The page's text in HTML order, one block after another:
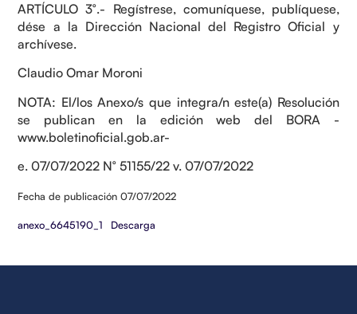
ARTÍCULO 3°.- Regístrese, comuníquese, publíquese,
dése a la Dirección Nacional del Registro Oficial y
archívese.
Claudio Omar Moroni
NOTA: El/los Anexo/s que integra/n este(a) Resolución
se publican en la edición web del BORA -
www.boletinoficial.gob.ar-
e. 07/07/2022 N° 51155/22 v. 07/07/2022
Fecha de publicación 07/07/2022
anexo_6645190_1 Descarga